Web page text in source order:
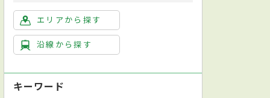
エリアから探す
沿線から探す
キーワード